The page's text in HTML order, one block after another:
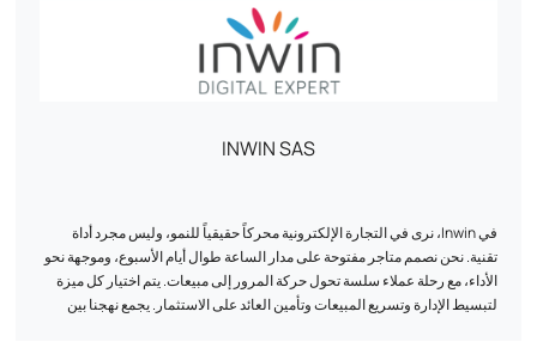
INWIN SAS
في Inwin، نرى في التجارة الإلكترونية محركاً حقيقياً للنمو، وليس مجرد أداة
تقنية. نحن نصمم متاجر مفتوحة على مدار الساعة طوال أيام الأسبوع، وموجهة نحو
الأداء، مع رحلة عملاء سلسة تحول حركة المرور إلى مبيعات. يتم اختيار كل ميزة
لتبسيط الإدارة وتسريع المبيعات وتأمين العائد على الاستثمار. يجمع نهجنا بين